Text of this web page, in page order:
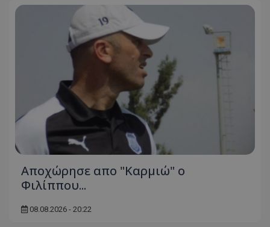
Aποχώρησε απο "Καρμιώ" ο
Φιλίππου...
08.08.2026 - 20:22